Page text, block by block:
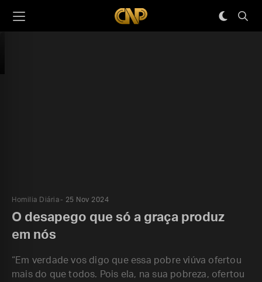
Homilia Diária 25 Nov 2024
O desapego que só a graça produz
em nós
“Em verdade vos digo que essa pobre viúva ofertou
mais do que todos. Pois ela, na sua pobreza, ofertou